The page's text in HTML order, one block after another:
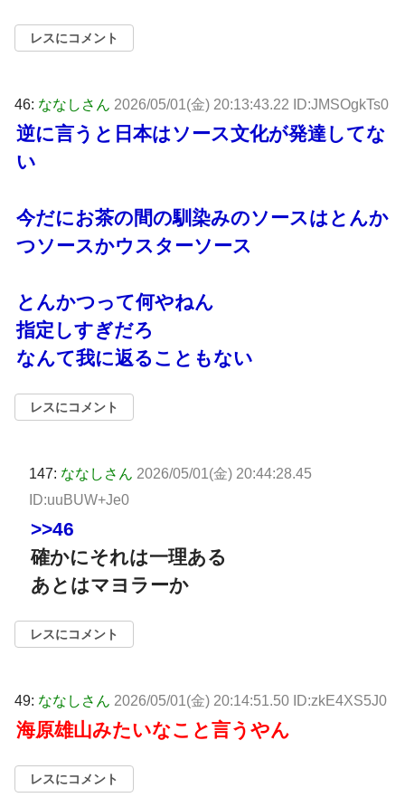
レスにコメント
46: ななしさん 2026/05/01(金) 20:13:43.22 ID:JMSOgkTs0
逆に言うと日本はソース文化が発達してな
い
今だにお茶の間の馴染みのソースはとんか
つソースかウスターソース
とんかつって何やねん
指定しすぎだろ
なんて我に返ることもない
レスにコメント
147: ななしさん 2026/05/01(金) 20:44:28.45
ID:uuBUW+Je0
>>46
確かにそれは一理ある
あとはマヨラーか
レスにコメント
49: ななしさん 2026/05/01(金) 20:14:51.50 ID:zkE4XS5J0
海原雄山みたいなこと言うやん
レスにコメント